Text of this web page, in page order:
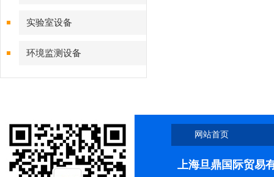
实验室设备
环境监测设备
网站首页
上海旦鼎国际贸易